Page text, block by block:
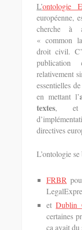
L’ontologie
européenne,
cherche à
« common
droit civil.
publication
relativement
essentielles
en mettant l’
textes, et
directives
L’ontologie
FRBR
etDublin
certaines
ça avait du